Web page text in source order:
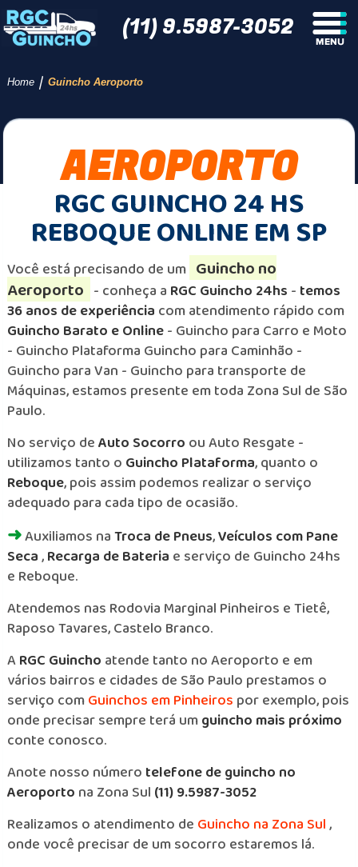
(11) 9.5987-3052
Home / Guincho Aeroporto
AEROPORTO
RGC GUINCHO 24 HS
REBOQUE ONLINE EM SP
Você está precisando de um Guincho no
Aeroporto - conheça a RGC Guincho 24hs - temos
36 anos de experiência com atendimento rápido com
Guincho Barato e Online- Guincho para Carro e Moto
- Guincho Plataforma Guincho para Caminhão -
Guincho para Van - Guincho para transporte de
Máquinas, estamos presente em toda Zona Sul de São
Paulo.
No serviço deAuto Socorro ou Auto Resgate -
utilizamos tanto o Guincho Plataforma, quanto o
Reboque, pois assim podemos realizar o serviço
adequado para cada tipo de ocasião.
➜Auxiliamos naTroca de Pneus,Veículos com Pane
Seca,Recarga de Bateria e serviço de Guincho 24hs
e Reboque.
Atendemos nas Rodovia Marginal Pinheiros e Tietê,
Raposo Tavares, Castelo Branco.
ARGC Guincho atende tanto no Aeroporto e em
vários bairros e cidades de São Paulo prestamos o
serviço comGuinchos em Pinheiros por exemplo, pois
onde precisar sempre terá umguincho mais próximo
conte conosco.
Anote nosso número telefone de guincho no
Aeroporto na Zona Sul (11) 9.5987-3052
Realizamos o atendimento de Guincho na Zona Sul,
onde você precisar de um socorro estaremos lá.